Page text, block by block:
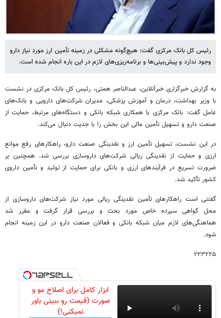
رئیس کل بانک مرکزی گفت: هیچ‌گونه مشکلی در زمینه تأمین ارز مورد نیاز دارو
وجود ندارد و پیش‌بینی‌ها و برنامه‌ریزی‌های لازم در این باره انجام شده است.
به گزارش خبرگزاری خبرآنلاین، عبدالناصر همتی، رئیس کل بانک مرکزی در نشست
با وزیر بهداشت، درمان و آموزش پزشکی، مدیران شرکت‌های دارویی و بانک‌های
عامل گفت: بانک مرکزی با همکاری شبکه بانکی و دستگاه‌های مرتبط، حمایت از
صنعت دارو و تسهیل تأمین مالی این بخش را با جدیت دنبال می‌کند.
در این نشست، تسهیل تأمین ارز و نقدینگی صنعت دارو، راهکارهای رفع موانع
ارزی و حمایت از نقدینگی ریالی شرکت‌های داروسازی بررسی شد. همچنین بر
ضرورت تسریع در فرآیندهای ارزی و بانکی برای حمایت از تولید و تأمین داروی
کشور تأکید شد.
گفتنی است راهکارهای تأمین نقدینگی ریالی مورد نیاز شرکت‌های داروسازی از
محل گواهی سپرده خاص مورد بحث و بررسی قرار گرفت و مقرر شد
هماهنگی‌های لازم میان شبکه بانکی و فعالان صنعت دارو در این زمینه انجام
شود.
۲۲۳۲۲۵
ابزار کامل برای اصلاح مو و
صورت (قیمت رو ببینی باور
نمیکنی!)